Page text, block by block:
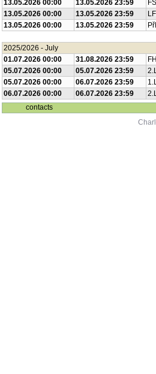
13.05.2026 00:00
13.05.2026 23:59
13.05.2026 00:00
13.05.2026 23:59
13.05.2026 00:00
13.05.2026 23:59
2025/2026 - July
01.07.2026 00:00
31.08.2026 23:59
05.07.2026 00:00
05.07.2026 23:59
05.07.2026 00:00
06.07.2026 23:59
06.07.2026 00:00
06.07.2026 23:59
contacts